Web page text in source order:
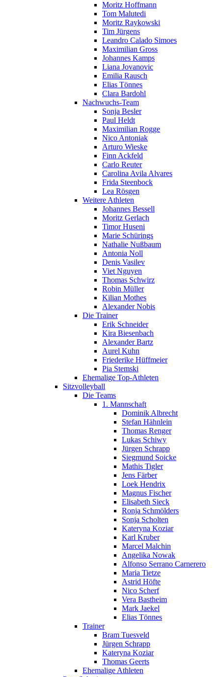
Moritz Hoffmann
Tom Malutedi
Moritz Raykowski
Tim Jürgens
Leandro Calado Simoes
Maximilian Gross
Johannes Kamps
Liana Jovanovic
Emilia Rausch
Elias Tönnes
Clara Bardohl
Nachwuchs-Team
Sonja Besler
Paul Heldt
Maximilian Rogge
Nico Antoniak
Arturo Wieske
Finn Ackfeld
Carlo Reuter
Carolina Avila Alvares
Frida Steenbock
Lea Rösgen
Weitere Athleten
Johannes Bessell
Moritz Gerlach
Timor Huseni
Marie Schürings
Nathalie Nußbaum
Antonia Noll
Denis Vasilev
Viet Nguyen
Thomas Schwirz
Robin Müller
Kilian Mothes
Alexander Nobis
Die Trainer
Erik Schneider
Kira Biesenbach
Alexander Bartz
Aurel Kuhn
Friederike Hüffmeier
Pia Stemski
Ehemalige Top-Athleten
Sitzvolleyball
Die Teams
1. Mannschaft
Dominik Albrecht
Stefan Hähnlein
Thomas Renger
Lukas Schiwy
Jürgen Schrapp
Siegmund Soicke
Mathis Tigler
Jens Färber
Loek Hendrix
Magnus Fischer
Elisabeth Sieck
Ronja Schmölders
Sonja Scholten
Kateryna Koziar
Karl Kruber
Marcel Malchin
Angelika Nowak
Alfonso Serrano Carnerero
Maria Tietze
Astrid Höfte
Nico Scherf
Vera Bastheim
Mark Jaekel
Elias Tönnes
Trainer
Bram Tuesveld
Jürgen Schrapp
Kateryna Koziar
Thomas Geerts
Ehemalige Athleten